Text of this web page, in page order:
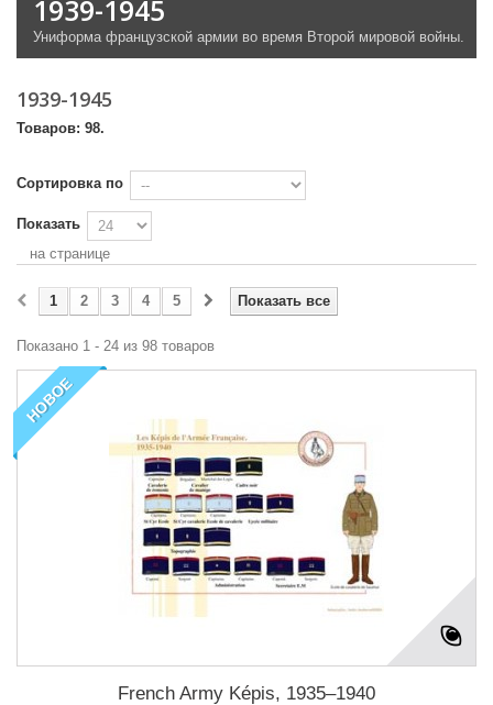
1939-1945
Униформа французской армии во время Второй мировой войны.
1939-1945
Товаров: 98.
Сортировка по
Показать
на странице
Показать все
1 2 3 4 5
Показано 1 - 24 из 98 товаров
НОВОЕ
French Army Képis, 1935–1940